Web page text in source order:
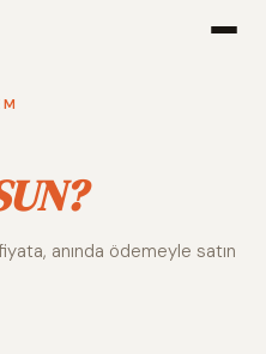
Alım
anında ödemeyle satın